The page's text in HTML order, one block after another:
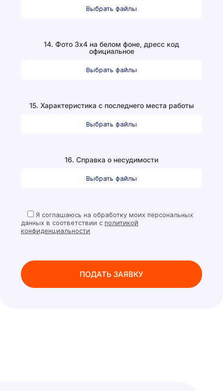
Выбрать файлы
14. Фото 3х4 на белом фоне, дресс код
официальное
Выбрать файлы
15. Характеристика с последнего места работы
Выбрать файлы
16. Справка о несудимости
Выбрать файлы
Я соглашаюсь на обработку моих персональных
данных в соответствии с политикой
конфиденциальности